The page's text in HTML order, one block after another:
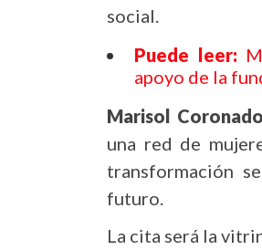
social.
Puede leer:
apoyo de la
Marisol Coronado
una red de
transformación
futuro.
La cita será la